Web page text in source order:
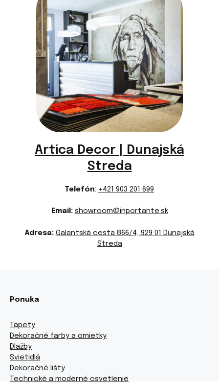
Artica Decor | Dunajská
Streda
Telefón: +421 903 201 699
Email: showroom@inportante.sk
Adresa: Galantská cesta 866/4, 929 01 Dunajská
Streda
Ponuka
Tapety
Dekoračné farby a omietky
Dlažby
Svietidlá
Dekoračné lišty
Technické a moderné osvetlenie